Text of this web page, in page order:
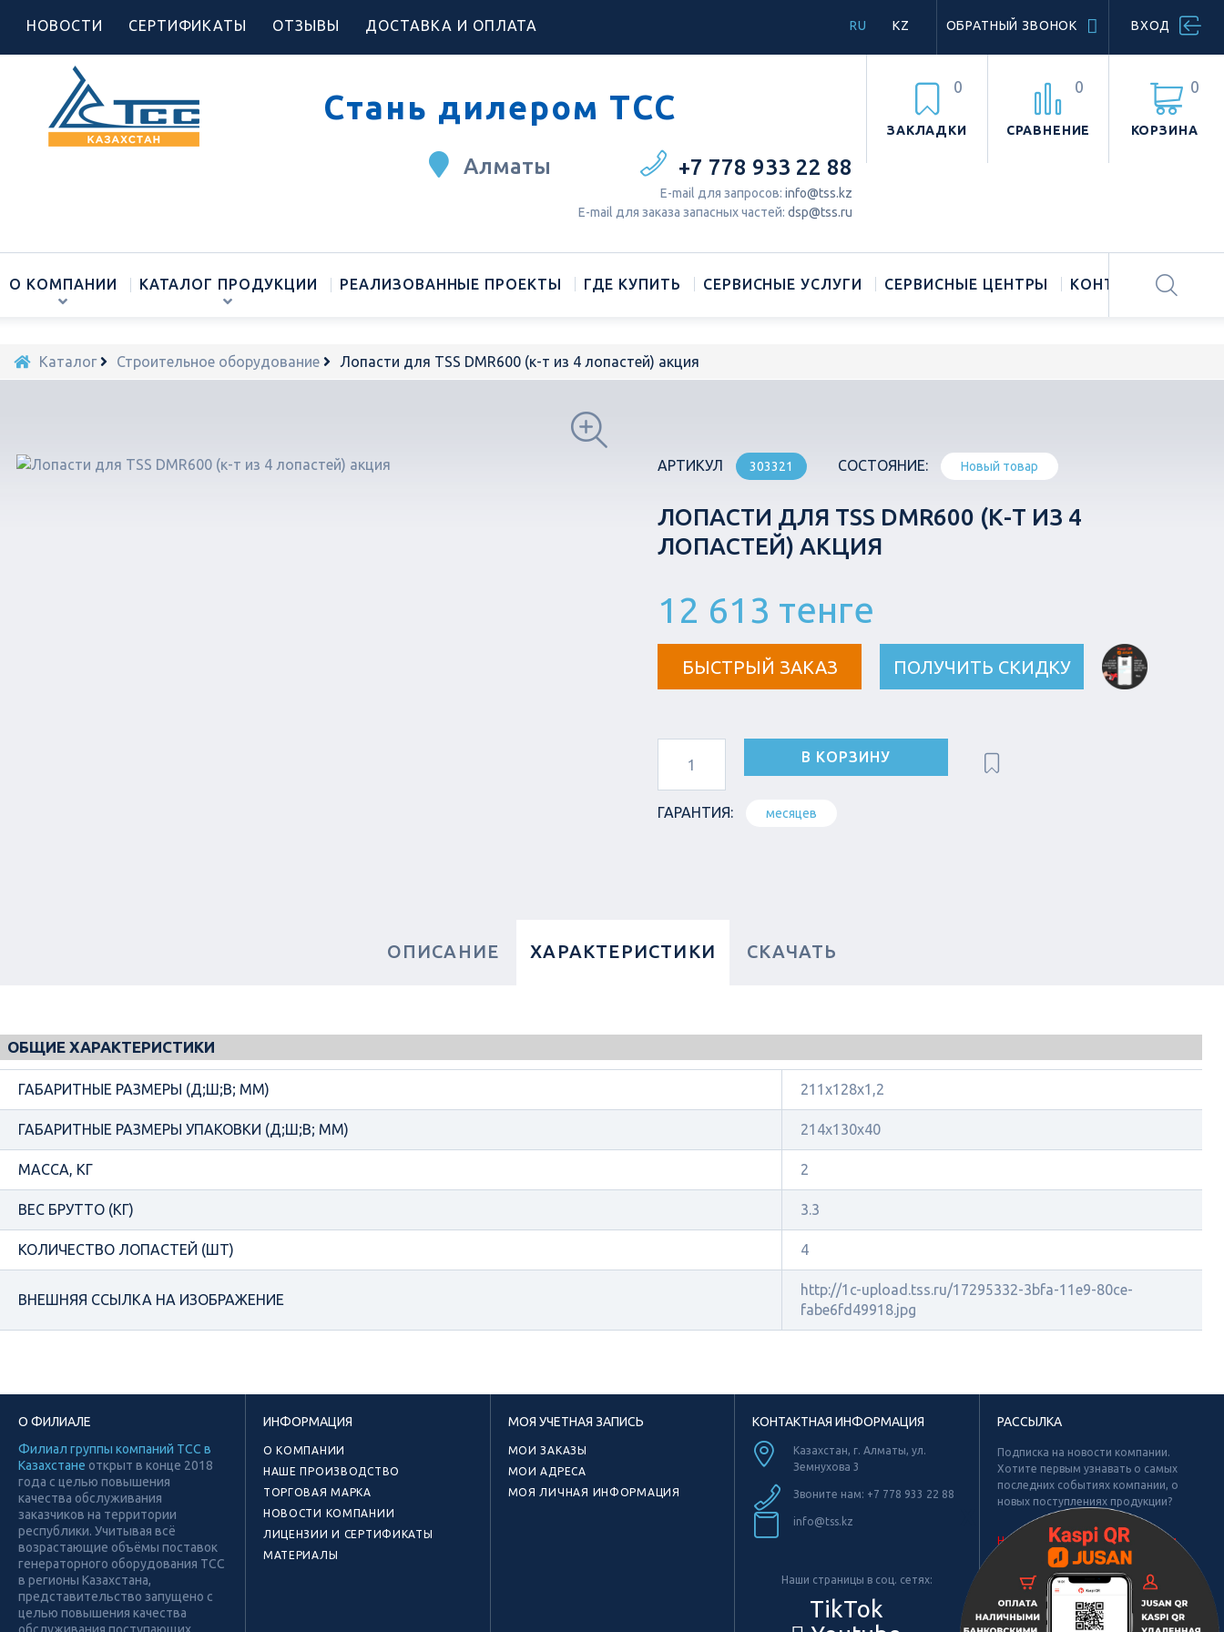
НОВОСТИ СЕРТИФИКАТЫ ОТЗЫВЫ ДОСТАВКА И ОПЛАТА ВХОД
ОБРАТНЫЙ ЗВОНОК
RU KZ
Стань дилером ТСС
КОРЗИНА
0
ЗАКЛАДКИ
0
СРАВНЕНИЕ
0
+7 778 933 22 88
Е-mail для запросов: info@tss.kz
Е-mail для заказа запасных частей: dsp@tss.ru
Алматы
О КОМПАНИИ КАТАЛОГ ПРОДУКЦИИ РЕАЛИЗОВАННЫЕ ПРОЕКТЫ ГДЕ КУПИТЬ СЕРВИСНЫЕ УСЛУГИ СЕРВИСНЫЕ ЦЕНТРЫ КОНТАКТЫ
Каталог Строительное оборудование Лопасти для TSS DMR600 (к-т из 4 лопастей) акция
АРТИКУЛ 303321 СОСТОЯНИЕ: Новый товар
ЛОПАСТИ ДЛЯ TSS DMR600 (К-Т ИЗ 4
ЛОПАСТЕЙ) АКЦИЯ
12 613 тенге
БЫСТРЫЙ ЗАКАЗ ПОЛУЧИТЬ СКИДКУ
В КОРЗИНУ
ГАРАНТИЯ: месяцев
ОПИСАНИЕ ХАРАКТЕРИСТИКИ СКАЧАТЬ
ОБЩИЕ ХАРАКТЕРИСТИКИ
ГАБАРИТНЫЕ РАЗМЕРЫ (Д;Ш;В; ММ) 211х128х1,2
ГАБАРИТНЫЕ РАЗМЕРЫ УПАКОВКИ (Д;Ш;В; ММ) 214х130х40
МАССА, КГ 2
ВЕС БРУТТО (КГ) 3.3
КОЛИЧЕСТВО ЛОПАСТЕЙ (ШТ) 4
ВНЕШНЯЯ ССЫЛКА НА ИЗОБРАЖЕНИЕ
http://1c-upload.tss.ru/17295332-3bfa-11e9-80ce-
fabe6fd49918.jpg
О ФИЛИАЛЕ
Филиал группы компаний ТСС в
Казахстане открыт в конце 2018
года с целью повышения
качества обслуживания
заказчиков на территории
республики. Учитывая всё
возрастающие объёмы поставок
генераторного оборудования ТСС
в регионы Казахстана,
представительство запущено с
целью повышения качества
ИНФОРМАЦИЯ
О КОМПАНИИ
НАШЕ ПРОИЗВОДСТВО
ТОРГОВАЯ МАРКА
НОВОСТИ КОМПАНИИ
ЛИЦЕНЗИИ И СЕРТИФИКАТЫ
МАТЕРИАЛЫ
МОЯ УЧЕТНАЯ ЗАПИСЬ
МОИ ЗАКАЗЫ
МОИ АДРЕСА
МОЯ ЛИЧНАЯ ИНФОРМАЦИЯ
КОНТАКТНАЯ ИНФОРМАЦИЯ
Казахстан, г. Алматы, ул.
Земнухова 3
Звоните нам: +7 778 933 22 88
info@tss.kz
Наши страницы в соц. сетях:
TikTok
РАССЫЛКА
Подписка на новости компании.
Хотите первым узнавать о самых
последних событиях компании, о
новых поступлениях продукции?
Не найдено рубрик для подписки.